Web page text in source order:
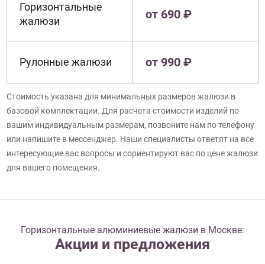
Горизонтальные
жалюзи
от 690 ₽
Рулонные жалюзи от 990 ₽
Стоимость указана для минимальных размеров жалюзи в
базовой комплектации. Для расчета стоимости изделий по
вашим индивидуальным размерам, позвоните нам по телефону
или напишите в мессенджер. Наши специалисты ответят на все
интересующие вас вопросы и сориентируют вас по цене жалюзи
для вашего помещения.
Горизонтальные алюминиевые жалюзи в Москве:
Акции и предложения